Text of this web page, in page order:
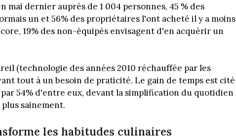
mai dernier auprès de 1 004 personnes, 45 % des
un et 56% des propriétaires l'ont acheté il y a moins
19% des non-équipés envisagent d'en acquérir un
(technologie des années 2010 réchauffée par les
tout à un besoin de praticité. Le gain de temps est cité
54% d'entre eux, devant la simplification du quotidien
sainement.
les habitudes culinaires